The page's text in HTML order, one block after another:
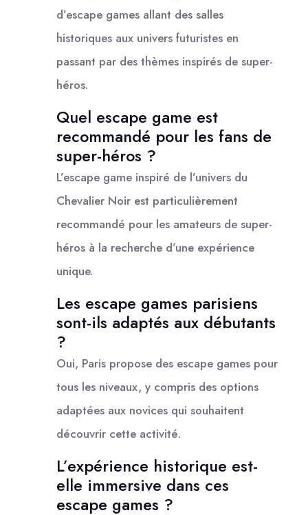
d’escape games allant des salles
historiques aux univers futuristes en
passant par des thèmes inspirés de super-
héros.
Quel escape game est
recommandé pour les fans de
super-héros ?
L’escape game inspiré de l’univers du
Chevalier Noir est particulièrement
recommandé pour les amateurs de super-
héros à la recherche d’une expérience
unique.
Les escape games parisiens
sont-ils adaptés aux débutants
?
Oui, Paris propose des escape games pour
tous les niveaux, y compris des options
adaptées aux novices qui souhaitent
découvrir cette activité.
L’expérience historique est-
elle immersive dans ces
escape games ?